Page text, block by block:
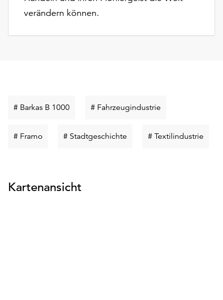
verändern können.
# Barkas B 1000Schlüsselwort
# Fahrzeugindustrie
# FramoSchlüsselwort
# Stadtgeschichte Schlüsselwort
# Textilindustrie
Kartenansicht